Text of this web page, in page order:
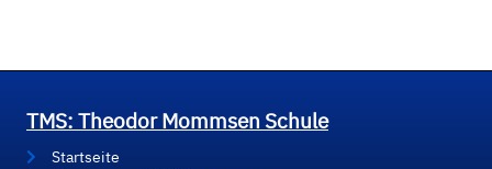
TMS: Theodor Mommsen Schule
Startseite